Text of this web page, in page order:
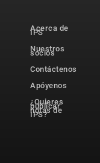
Acerca de
IPS
Nuestros
socios
Contáctenos
Apóyenos
¿Quieres
publicar
notas de
IPS?